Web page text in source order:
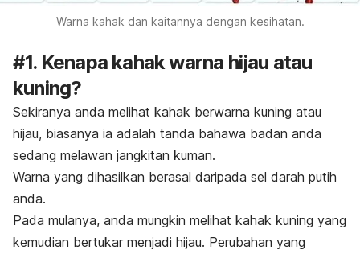
Warna kahak dan kaitannya dengan kesihatan.
#1. Kenapa kahak warna hijau atau
kuning?
Sekiranya anda melihat kahak berwarna kuning atau
hijau, biasanya ia adalah tanda bahawa badan anda
sedang melawan jangkitan kuman.
Warna yang dihasilkan berasal daripada sel darah putih
anda.
Pada mulanya, anda mungkin melihat kahak kuning yang
kemudian bertukar menjadi hijau. Perubahan yang